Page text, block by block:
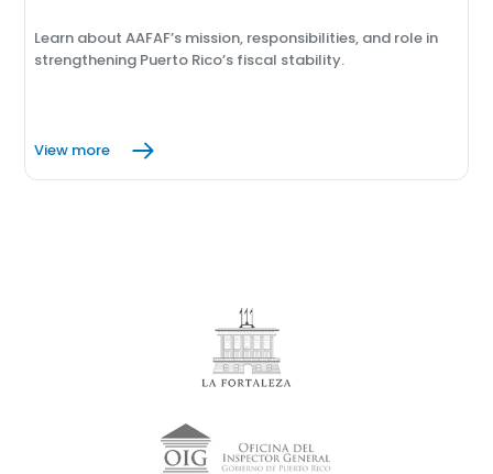
Learn about AAFAF’s mission, responsibilities, and role in
strengthening Puerto Rico’s fiscal stability.
View more